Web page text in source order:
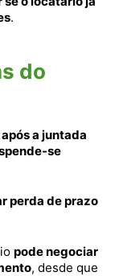
.
do
a juntada
se
perda de prazo
pode negociar
, desde que